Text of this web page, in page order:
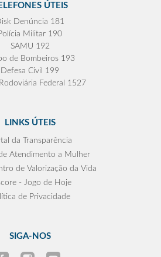
ÚTEIS
Denúncia 181
Militar 190
SAMU 192
de Bombeiros 193
Defesa Civil 199
Federal 1527
LINKS ÚTEIS
da Transparência
Atendimento a Mulher
de Valorização da Vida
- Jogo de Hoje
de Privacidade
SIGA-NOS